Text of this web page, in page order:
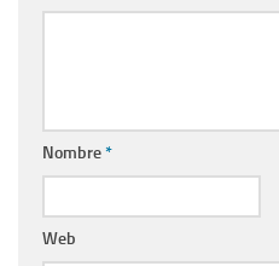
Nombre*
Web